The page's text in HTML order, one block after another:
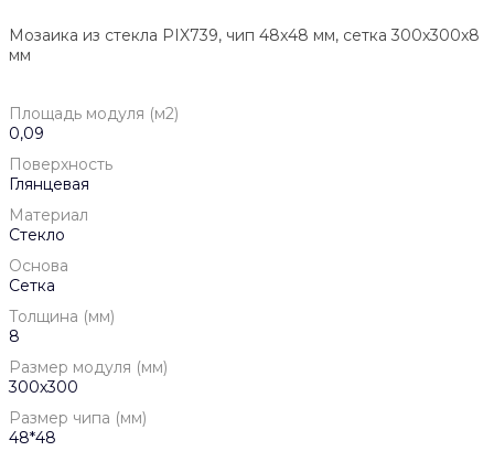
Мозаика из стекла PIX739, чип 48x48 мм, сетка 300х300x8
мм
Площадь модуля (м2)
0,09
Поверхность
Глянцевая
Материал
Стекло
Основа
Сетка
Толщина (мм)
8
Размер модуля (мм)
300х300
Размер чипа (мм)
48*48